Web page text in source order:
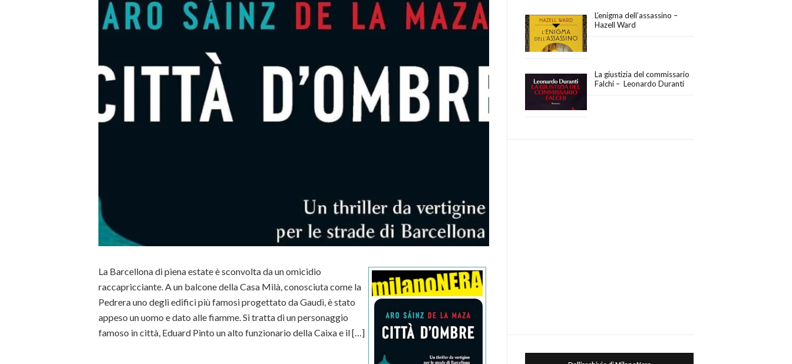
La Barcellona di piena estate è sconvolta da un omicidio
raccapricciante. A un balcone della Casa Milà, conosciuta come la
Pedrera uno degli edifici più famosi progettato da Gaudì, è stato
appeso un uomo e dato alle fiamme. Si tratta di un personaggio
famoso in città, Eduard Pinto un alto funzionario della Caixa e il […]
L’enigma dell’assassino –
Hazell Ward
La giustizia del commissario
Falchi – Leonardo Duranti